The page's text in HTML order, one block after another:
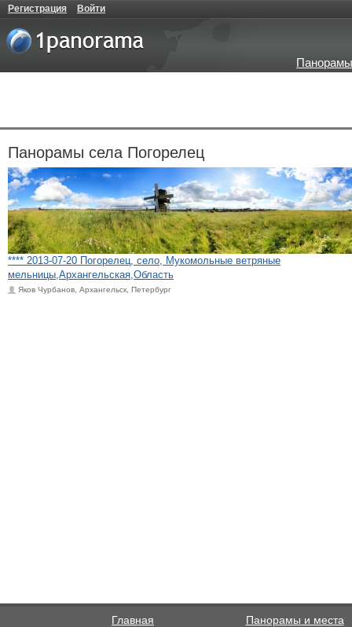
Регистрация Войти
Панорамы села Погорелец
**** 2013-07-20 Погорелец, село, Мукомольные ветряные
мельницы,Архангельская,Область
Яков Чурбанов, Архангельск, Петербург
Главная Панорамы и места